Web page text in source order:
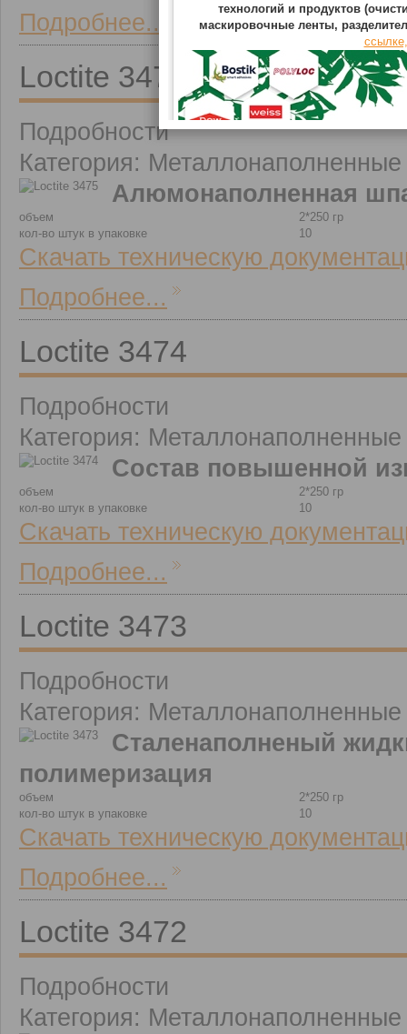
Подробнее...
Loctite 3475
Подробности
Категория:
Алюмонаполненная
объем
2*250 гр
кол-во штук в упаковке
10
Скачать техническую
Подробнее...
Loctite 3474
Подробности
Категория:
Состав повышенной
объем
2*250 гр
кол-во штук в упаковке
10
Скачать техническую
Подробнее...
Loctite 3473
Подробности
Категория:
Сталенаполненый
полимеризация
объем
2*250 гр
кол-во штук в упаковке
10
Скачать техническую
Подробнее...
Loctite 3472
Подробности
Категория:
технологий и продуктов
маскировочные ленты,